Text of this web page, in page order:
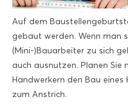
Auf dem
gebaut werden. Wenn man
(Mini-)Bauarbeiter zu sich
auch ausnutzen. Planen Sie
Handwerkern den Bau eines
zum Anstrich.